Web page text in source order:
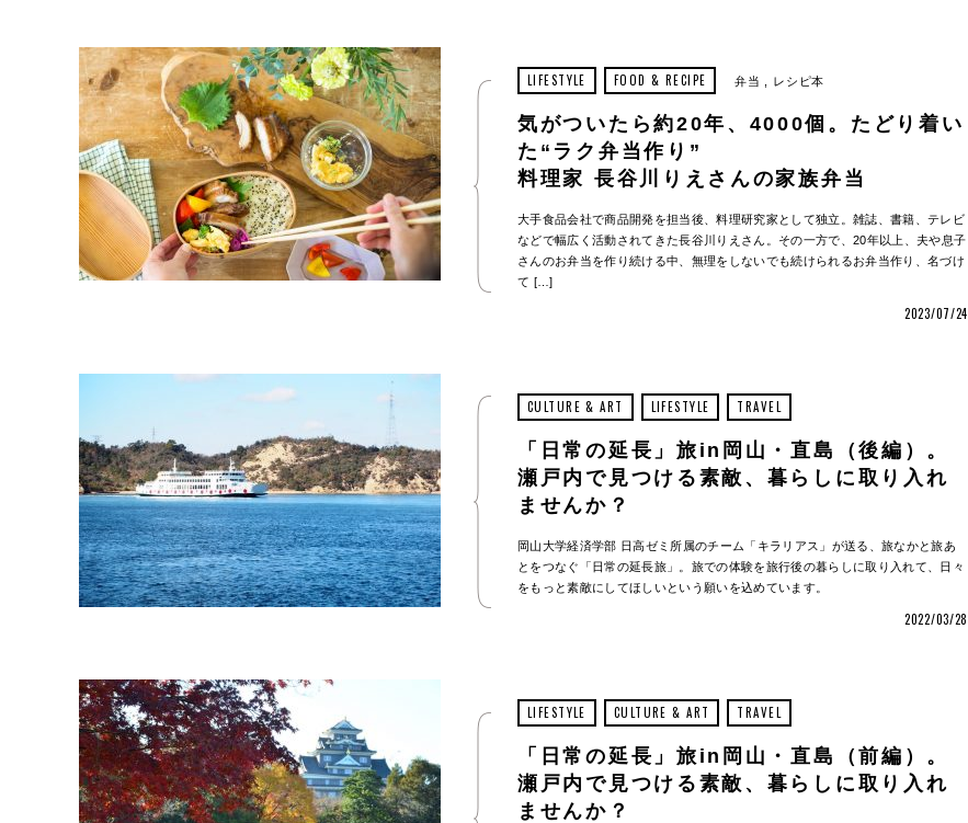
LIFESTYLE FOOD & RECIPE 弁当 レシピ本
気がついたら約20年、4000個。たどり着い
た“ラク弁当作り”
料理家 長谷川りえさんの家族弁当
大手食品会社で商品開発を担当後、料理研究家として独立。雑誌、書籍、テレビ
などで幅広く活動されてきた長谷川りえさん。その一方で、20年以上、夫や息子
さんのお弁当を作り続ける中、無理をしないでも続けられるお弁当作り、名づけ
て […]
2023/07/24
CULTURE & ART LIFESTYLE TRAVEL
「日常の延長」旅in岡山・直島（後編）。
瀬戸内で見つける素敵、暮らしに取り入れ
ませんか？
岡山大学経済学部 日高ゼミ所属のチーム「キラリアス」が送る、旅なかと旅あ
とをつなぐ「日常の延長旅」。旅での体験を旅行後の暮らしに取り入れて、日々
をもっと素敵にしてほしいという願いを込めています。
2022/03/28
LIFESTYLE CULTURE & ART TRAVEL
「日常の延長」旅in岡山・直島（前編）。
瀬戸内で見つける素敵、暮らしに取り入れ
ませんか？